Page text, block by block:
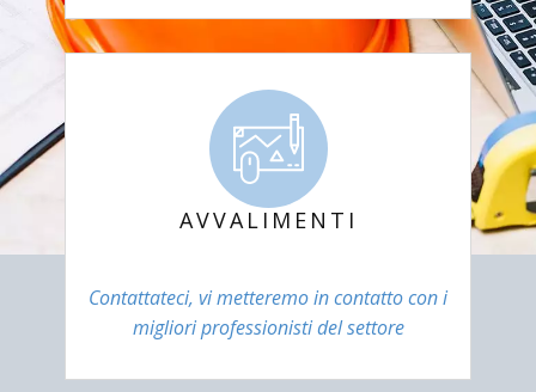
AVVALIMENTI
Contattateci, vi metteremo in contatto con i
migliori professionisti del settore